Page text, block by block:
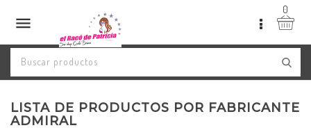

0
LISTA DE PRODUCTOS POR FABRICANTE
ADMIRAL